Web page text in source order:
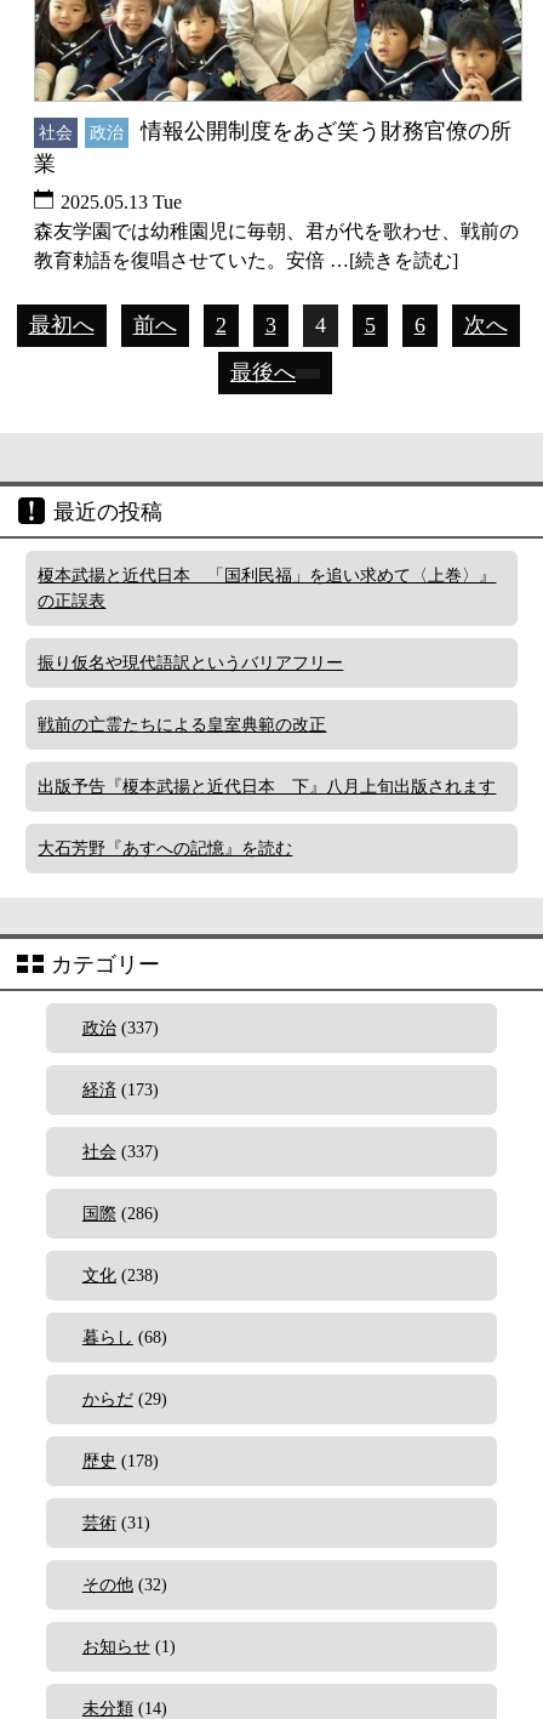
社会 政治
情報公開制度をあざ笑う財務官僚の所
業
2025.05.13 Tue
森友学園では幼稚園児に毎朝、君が代を歌わせ、戦前の
教育勅語を復唱させていた。安倍 …[続きを読む]
最初へ 前へ 2 3 4 5 6
次へ
最後へ
最近の投稿
榎本武揚と近代日本 「国利民福」を追い求めて〈上巻〉』
の正誤表
振り仮名や現代語訳というバリアフリー
戦前の亡霊たちによる皇室典範の改正
出版予告『榎本武揚と近代日本 下』八月上旬出版されます
大石芳野『あすへの記憶』を読む
カテゴリー
政治(337)
経済(173)
社会(337)
国際 (286)
文化(238)
暮らし (68)
からだ(29)
歴史 (178)
芸術(31)
その他(32)
お知らせ(1)
未分類(14)